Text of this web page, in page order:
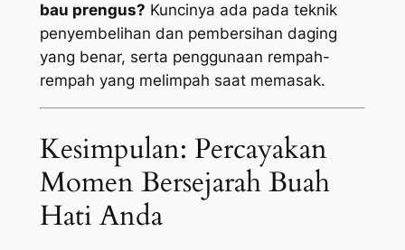
bau prengus? Kuncinya ada pada teknik
penyembelihan dan pembersihan daging
yang benar, serta penggunaan rempah-
rempah yang melimpah saat memasak.
Kesimpulan: Percayakan
Momen Bersejarah Buah
Hati Anda